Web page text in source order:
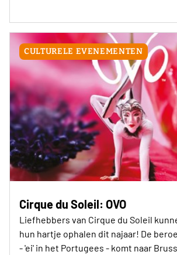
CULTURELE EVENEMENTEN
Cirque du Soleil: OVO
Liefhebbers van Cirque du Soleil
hun hartje ophalen dit najaar! De
- 'ei' in het Portugees - komt naar